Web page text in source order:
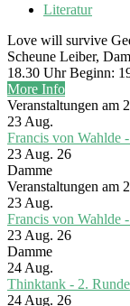
Literatur
Love will survive
Scheune Leiber,
18.30 Uhr Beginn:
More Info
Veranstaltungen am
23 Aug.
Francis von Wahlde
23 Aug. 26
Damme
Veranstaltungen am
23 Aug.
Francis von Wahlde
23 Aug. 26
Damme
24 Aug.
Thinktank - 2. Runde
24 Aug. 26